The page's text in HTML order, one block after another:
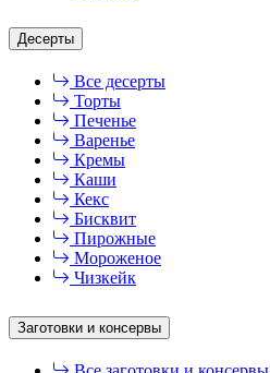
Десерты
Все десерты
Торты
Печенье
Варенье
Кремы
Каши
Кекс
Бисквит
Пирожные
Мороженое
Чизкейк
Заготовки и консервы